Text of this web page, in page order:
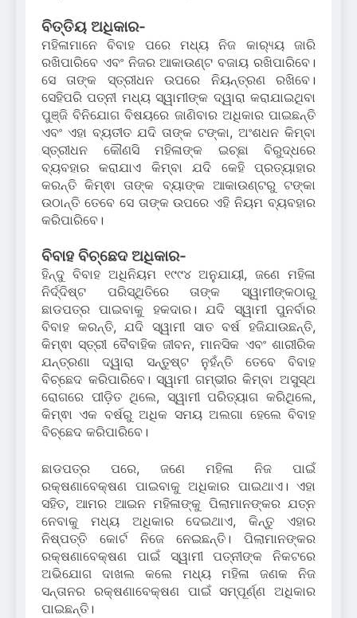
ବିତ୍ତିୟ ଅଧିକାର-
ମହିଳାମାନେ ବିବାହ ପରେ ମଧ୍ୟ ନିଜ କାର‌୍ୟ୍ୟ ଜାରି
ରଖିପାରିବେ ଏବଂ ନିଜର ଆକାଉଣ୍ଟ ବଜାୟ ରଖିପାରିବେ।
ସେ ତାଙ୍କ ସ୍ତ୍ରୀଧନ ଉପରେ ନିୟନ୍ତ୍ରଣ ରଖିବେ।
ସେହିପରି ପତ୍ନୀ ମଧ୍ୟ ସ୍ୱାମୀଙ୍କ ଦ୍ୱାରା କରାଯାଇଥିବା
ପୁଞ୍ଜି ବିନିଯୋଗ ବିଷୟରେ ଜାଣିବାର ଅଧିକାର ପାଇଛନ୍ତି
ଏବଂ ଏହା ବ୍ୟତୀତ ଯଦି ତାଙ୍କ ଟଙ୍କା, ଅଂଶଧନ କିମ୍ବା
ସ୍ତ୍ରୀଧନ କୌଣସି ମହିଳାଙ୍କ ଇଚ୍ଛା ବିରୁଦ୍ଧରେ
ବ୍ୟବହାର କରାଯାଏ କିମ୍ବା ଯଦି କେହି ପ୍ରତ୍ୟାହାର
କରନ୍ତି କିମ୍ଵା ତାଙ୍କ ବ୍ୟାଙ୍କ ଆକାଉଣ୍ଟରୁ ଟଙ୍କା
ଉଠାନ୍ତି ତେବେ ସେ ତାଙ୍କ ଉପରେ ଏହି ନିୟମ ବ୍ୟବହାର
କରିପାରିବେ।
ବିବାହ ବିଚ୍ଛେଦ ଅଧିକାର-
ହିନ୍ଦୁ ବିବାହ ଅଧିନିୟମ ୧୯୯୪ ଅନୁଯାୟୀ, ଜଣେ ମହିଳା
ନିର୍ଦ୍ଦିଷ୍ଟ ପରିସ୍ଥିତିରେ ତାଙ୍କ ସ୍ୱାମୀଙ୍କଠାରୁ
ଛାଡପତ୍ର ପାଇବାକୁ ହକଦାର। ଯଦି ସ୍ୱାମୀ ପୁନର୍ବାର
ବିବାହ କରନ୍ତି, ଯଦି ସ୍ୱାମୀ ସାତ ବର୍ଷ ହଜିଯାଉଛନ୍ତି,
କିମ୍ଵା ସ୍ତ୍ରୀ ବୈବାହିକ ଜୀବନ, ​​ମାନସିକ ଏବଂ ଶାରୀରିକ
ଯନ୍ତ୍ରଣା ଦ୍ୱାରା ସନ୍ତୁଷ୍ଟ ନୁହଁନ୍ତି ତେବେ ବିବାହ
ବିଚ୍ଛେଦ କରିପାରିବେ। ସ୍ୱାମୀ ଗମ୍ଭୀର କିମ୍ବା ଅସୁସ୍ଥ
ରୋଗରେ ପୀଡ଼ିତ ଥିଲେ, ସ୍ୱାମୀ ପରିତ୍ୟାଗ କରିଥିଲେ,
କିମ୍ଵା ଏକ ବର୍ଷରୁ ଅଧିକ ସମୟ ଅଲଗା ହେଲେ ବିବାହ
ବିଚ୍ଛେଦ କରିପାରିବେ।
ଛାଡପତ୍ର ପରେ, ଜଣେ ମହିଳା ନିଜ ପାଇଁ
ରକ୍ଷଣାବେକ୍ଷଣ ପାଇବାକୁ ଅଧିକାର ପାଇଥାଏ। ଏହା
ସହିତ, ଆମର ଆଇନ ମହିଳାଙ୍କୁ ପିଲାମାନଙ୍କର ଯତ୍ନ
ନେବାକୁ ମଧ୍ୟ ଅଧିକାର ଦେଇଥାଏ, କିନ୍ତୁ ଏହାର
ନିଷ୍ପତ୍ତି କୋର୍ଟ ନିଜେ ନେଇଛନ୍ତି। ପିଲାମାନଙ୍କର
ରକ୍ଷଣାବେକ୍ଷଣ ପାଇଁ ସ୍ୱାମୀ ପତ୍ନୀଙ୍କ ନିକଟରେ
ଅଭିଯୋଗ ଦାଖଲ କଲେ ମଧ୍ୟ ମହିଳା ଜଣକ ନିଜ
ସନ୍ତାନର ରକ୍ଷଣାବେକ୍ଷଣ ପାଇଁ ସମ୍ପୂର୍ଣ୍ଣ ଅଧିକାର
ପାଇଛନ୍ତି।